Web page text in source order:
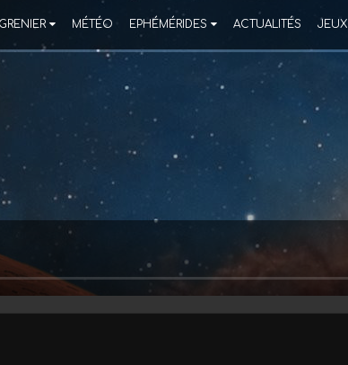
GRENIER MÉTÉO EPHÉMÉRIDES ACTUALITÉS JEUX